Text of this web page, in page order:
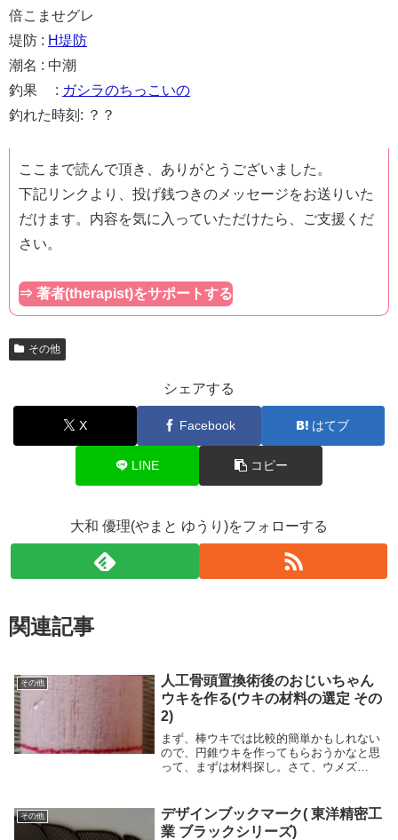
倍こませグレ
堤防 : H堤防
潮名 : 中潮
釣果 : ガシラのちっこいの
釣れた時刻: ？？
ここまで読んで頂き、ありがとうございました。
下記リンクより、投げ銭つきのメッセージをお送りいた
だけます。内容を気に入っていただけたら、ご支援くだ
さい。
⇒ 著者(therapist)をサポートする
その他
シェアする
X Facebook はてブ
LINE コピー
大和 優理(やまと ゆうり)をフォローする
関連記事
その他
人工骨頭置換術後のおじいちゃん
ウキを作る(ウキの材料の選定 その
2)
まず、棒ウキでは比較的簡単かもしれない
ので、円錐ウキを作ってもらおうかなと思
って、まずは材料探し。さて、ウメズ
を吸ってしまうしなぁってことで、木製に
しよう...
その他
デザインブックマーク( 東洋精密工
業 ブラックシリーズ)